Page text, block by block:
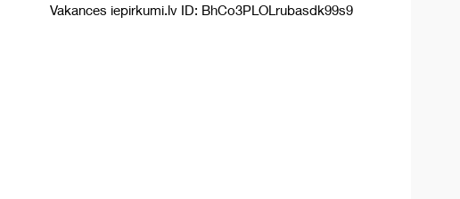
Vakances iepirkumi.lv ID: BhCo3PLOLrubasdk99s9